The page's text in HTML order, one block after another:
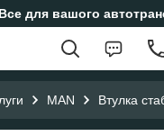
для вашого
MAN Втулка